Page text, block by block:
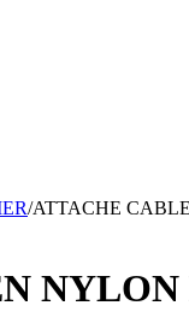
/ATTACHE